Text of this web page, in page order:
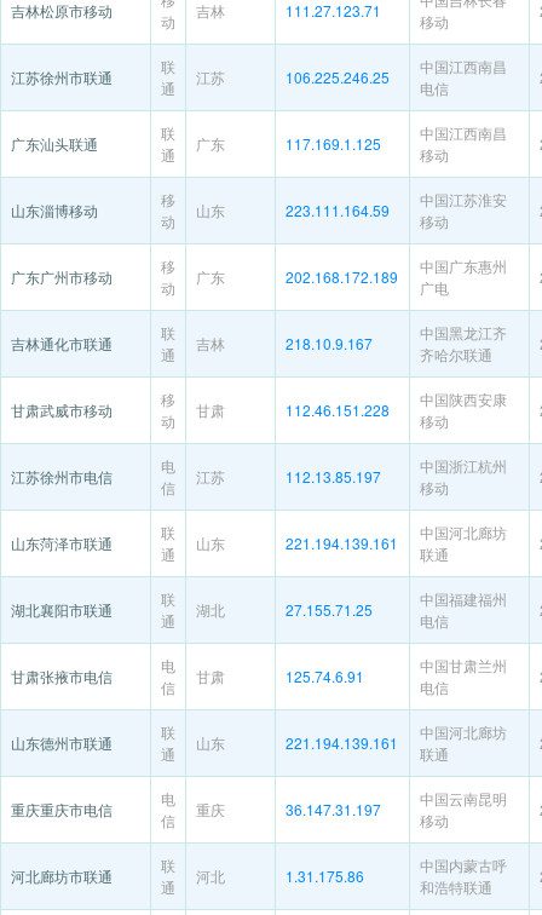
吉林松原市移动
动
吉林 111.27.123.71
移动
江苏徐州市联通
联
通
江苏 106.225.246.25
中国江西南昌
电信
广东汕头联通
联
通
广东 117.169.1.125
中国江西南昌
移动
山东淄博移动
移
动
山东 223.111.164.59
中国江苏淮安
移动
广东广州市移动
移
动
广东 202.168.172.189
中国广东惠州
广电
吉林通化市联通
联
通
吉林 218.10.9.167
中国黑龙江齐
齐哈尔联通
甘肃武威市移动
移
动
甘肃 112.46.151.228
中国陕西安康
移动
江苏徐州市电信
电
信
江苏 112.13.85.197
中国浙江杭州
移动
山东菏泽市联通
联
通
山东 221.194.139.161
中国河北廊坊
联通
湖北襄阳市联通
联
通
湖北 27.155.71.25
中国福建福州
电信
甘肃张掖市电信
电
信
甘肃 125.74.6.91
中国甘肃兰州
电信
山东德州市联通
联
通
山东 221.194.139.161
中国河北廊坊
联通
重庆重庆市电信
电
信
重庆 36.147.31.197
中国云南昆明
移动
河北廊坊市联通
联
通
河北 1.31.175.86
中国内蒙古呼
和浩特联通